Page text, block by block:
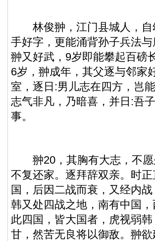
林俊翀，江门县城人，自
手好字，更能涌背孙子兵法
翀又好武，9岁即能攀起百磅
6岁，翀成年，其父逐与邻家
室，逐日:男儿志在四方，岂
志气非凡，乃暗喜，并日:吾
事。
翀20，其胸有大志，不愿
不复还家。逐拜辞双亲。时
国，后因二战而衰，又经内
韩又处四战之地，南有中国
此四国，皆大国者，虎视弱
甘，然苦无良将以御敌。翀